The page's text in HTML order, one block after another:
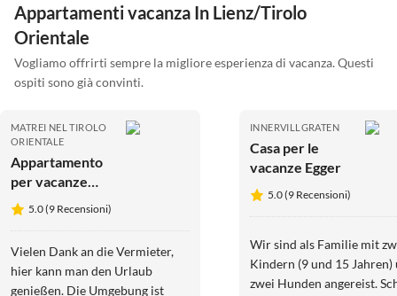
Appartamenti vacanza In Lienz/Tirolo
Orientale
Vogliamo offrirti sempre la migliore esperienza di vacanza. Questi
ospiti sono già convinti.
MATREI NEL TIROLO
ORIENTALE
Appartamento
per vacanze
Freiraum
5.0 (9 Recensioni)
Vielen Dank an die Vermieter,
hier kann man den Urlaub
genießen. Die Umgebung ist
INNERVILLGRATEN
Casa per le
vacanze Egger
5.0 (9 Recensioni)
Wir sind als Familie mit
Kindern (9 und 15 Jahren)
zwei Hunden angereist.